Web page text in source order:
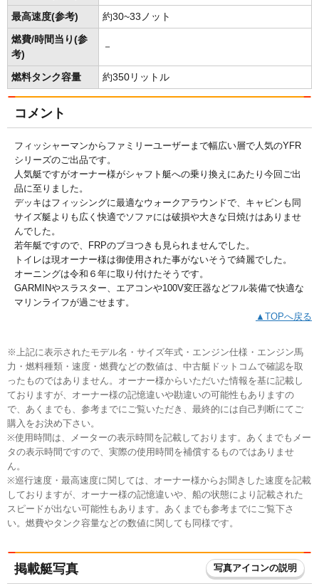
最高速度(参考) 約30~33ノット
燃費/時間当り(参
考)
－
燃料タンク容量 約350リットル
コメント
フィッシャーマンからファミリーユーザーまで幅広い層で人気のYFR
シリーズのご出品です。
人気艇ですがオーナー様がシャフト艇への乗り換えにあたり今回ご出
品に至りました。
デッキはフィッシングに最適なウォークアラウンドで、キャビンも同
サイズ艇よりも広く快適でソファには破損や大きな日焼けはありませ
んでした。
若年艇ですので、FRPのブヨつきも見られませんでした。
トイレは現オーナー様は御使用された事がないそうで綺麗でした。
オーニングは令和６年に取り付けたそうです。
GARMINやスラスター、エアコンや100V変圧器などフル装備で快適な
マリンライフが過ごせます。
▲TOPへ戻る
※上記に表示されたモデル名・サイズ年式・エンジン仕様・エンジン馬
力・燃料種類・速度・燃費などの数値は、中古艇ドットコムで確認を取
ったものではありません。オーナー様からいただいた情報を基に記載し
ておりますが、オーナー様の記憶違いや勘違いの可能性もありますの
で、あくまでも、参考までにご覧いただき、最終的には自己判断にてご
購入をお決め下さい。
※使用時間は、メーターの表示時間を記載しております。あくまでもメー
タの表示時間ですので、実際の使用時間を補償するものではありませ
ん。
※巡行速度・最高速度に関しては、オーナー様からお聞きした速度を記載
しておりますが、オーナー様の記憶違いや、船の状態により記載された
スピードが出ない可能性もあります。あくまでも参考までにご覧下さ
い。燃費やタンク容量などの数値に関しても同様です。
掲載艇写真 写真アイコンの説明